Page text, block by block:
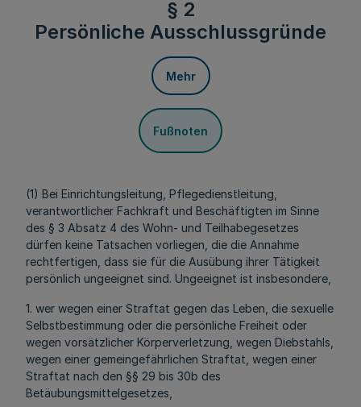
§ 2
Persönliche Ausschlussgründe
Mehr
Fußnoten
(1) Bei Einrichtungsleitung, Pflegedienstleitung,
verantwortlicher Fachkraft und Beschäftigten im Sinne
des § 3 Absatz 4 des Wohn- und Teilhabegesetzes
dürfen keine Tatsachen vorliegen, die die Annahme
rechtfertigen, dass sie für die Ausübung ihrer Tätigkeit
persönlich ungeeignet sind. Ungeeignet ist insbesondere,
1. wer wegen einer Straftat gegen das Leben, die sexuelle
Selbstbestimmung oder die persönliche Freiheit oder
wegen vorsätzlicher Körperverletzung, wegen Diebstahls,
wegen einer gemeingefährlichen Straftat, wegen einer
Straftat nach den §§ 29 bis 30b des
Betäubungsmittelgesetzes,